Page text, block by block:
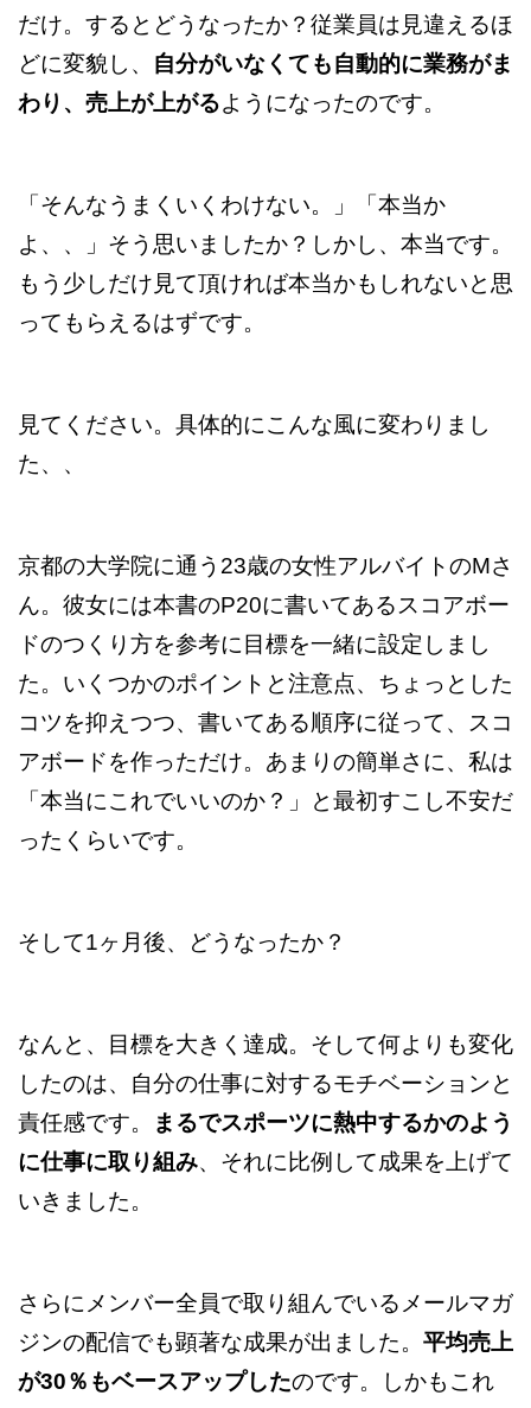
だけ。するとどうなったか？従業員は見違えるほ
どに変貌し、 自分がいなくても自動的に業務がま
わり、売上が上がるようになったのです。
「そんなうまくいくわけない。」「本当か
よ、、」そう思いましたか？しかし、本当です。
もう少しだけ見て頂ければ本当かもしれないと思
ってもらえるはずです。
見てください。具体的にこんな風に変わりまし
た、、
京都の大学院に通う23歳の女性アルバイトのMさ
ん。彼女には本書のP20に書いてあるスコアボー
ドのつくり方を参考に目標を一緒に設定しまし
た。いくつかのポイントと注意点、ちょっとした
コツを抑えつつ、書いてある順序に従って、スコ
アボードを作っただけ。あまりの簡単さに、私は
「本当にこれでいいのか？」と最初すこし不安だ
ったくらいです。
そして1ヶ月後、どうなったか？
なんと、目標を大きく達成。そして何よりも変化
したのは、自分の仕事に対するモチベーションと
責任感です。
まるでスポーツに熱中するかのよう
に仕事に取り組み、それに比例して成果を上げて
いきました。
さらにメンバー全員で取り組んでいるメールマガ
ジンの配信でも顕著な成果が出ました。 平均売上
が30％もベースアップしたのです。しかもこれ